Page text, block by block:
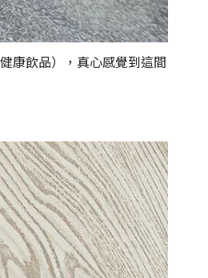
康飲品），真心感覺到這間